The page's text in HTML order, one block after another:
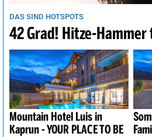
DAS SIND HOTSPOTS
42 Grad! Hitze-
Mountain Hotel Luis in
Kaprun - YOUR PLACE TO BE